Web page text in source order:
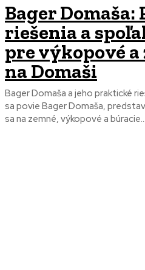
Bager
riešenia a
pre výkopové a
na Domaši
Bager Domaša a jeho praktické
sa povie Bager Domaša,
sa na zemné, výkopové a búracie...